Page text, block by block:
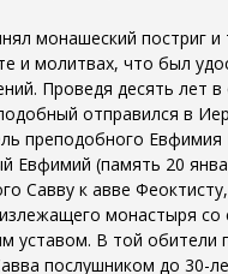
монашеский постриг и
и молитвах, что был
Проведя десять лет в
отправился в
преподобного Евфимия
Евфимий (память 20
Савву к авве Феоктисту,
монастыря со
уставом. В той обители
послушником до 30-